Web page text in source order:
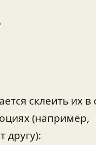
склеить их в
(например,
другу):